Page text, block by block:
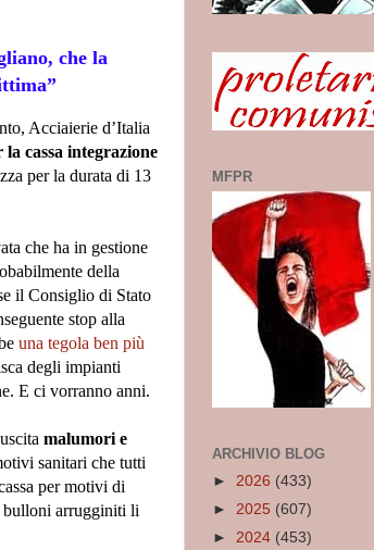
che la
Acciaierie d’Italia
cassa integrazione
per la durata di 13
che ha in gestione
della
il Consiglio di Stato
stop alla
una tegola ben più
degli impianti
E ci vorranno anni.
malumori e
sanitari che tutti
per motivi di
bulloni arrugginiti li
MFPR
ARCHIVIO BLOG
► 2026 (433)
► 2025 (607)
► 2024 (453)